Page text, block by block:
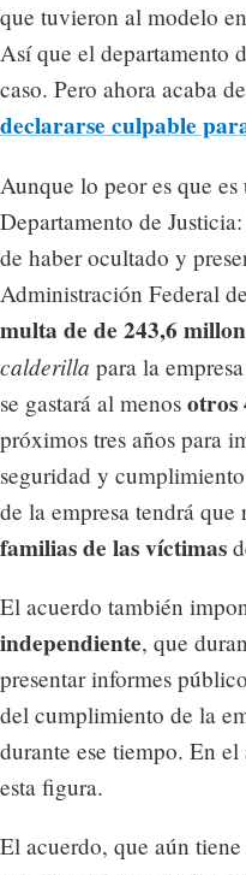
que tuvieron al modelo
Así que el departamento
caso. Pero ahora acaba
declararse culpable
Aunque lo peor es que
Departamento de
de haber ocultado y
Administración Federal
multa de de 243,6
calderilla para la
se gastará al menos otros
próximos tres años para
seguridad y
de la empresa tendrá que
familias de las víctimas
El acuerdo también
independiente, que
presentar informes
del cumplimiento de la
durante ese tiempo. En
esta figura.
El acuerdo, que aún